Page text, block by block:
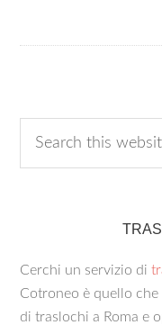
Cerchi un servizio di
Cotroneo è quello
di traslochi a Roma e